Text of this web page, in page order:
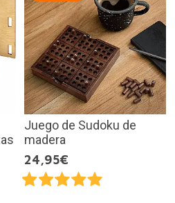
Juego de Sudoku de
madera
24,95€